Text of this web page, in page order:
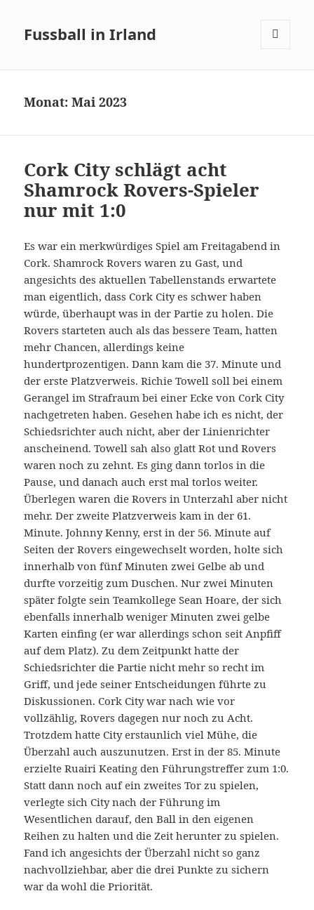
Fussball in Irland
Monat:Mai 2023
Cork City schlägt acht
Shamrock Rovers-Spieler
nur mit 1:0
Es war ein merkwürdiges Spiel am Freitagabend in
Cork. Shamrock Rovers waren zu Gast, und
angesichts des aktuellen Tabellenstands erwartete
man eigentlich, dass Cork City es schwer haben
würde, überhaupt was in der Partie zu holen. Die
Rovers starteten auch als das bessere Team, hatten
mehr Chancen, allerdings keine
hundertprozentigen. Dann kam die 37. Minute und
der erste Platzverweis. Richie Towell soll bei einem
Gerangel im Strafraum bei einer Ecke von Cork City
nachgetreten haben. Gesehen habe ich es nicht, der
Schiedsrichter auch nicht, aber der Linienrichter
anscheinend. Towell sah also glatt Rot und Rovers
waren noch zu zehnt. Es ging dann torlos in die
Pause, und danach auch erst mal torlos weiter.
Überlegen waren die Rovers in Unterzahl aber nicht
mehr. Der zweite Platzverweis kam in der 61.
Minute. Johnny Kenny, erst in der 56. Minute auf
Seiten der Rovers eingewechselt worden, holte sich
innerhalb von fünf Minuten zwei Gelbe ab und
durfte vorzeitig zum Duschen. Nur zwei Minuten
später folgte sein Teamkollege Sean Hoare, der sich
ebenfalls innerhalb weniger Minuten zwei gelbe
Karten einfing (er war allerdings schon seit Anpfiff
auf dem Platz). Zu dem Zeitpunkt hatte der
Schiedsrichter die Partie nicht mehr so recht im
Griff, und jede seiner Entscheidungen führte zu
Diskussionen. Cork City war nach wie vor
vollzählig, Rovers dagegen nur noch zu Acht.
Trotzdem hatte City erstaunlich viel Mühe, die
Überzahl auch auszunutzen. Erst in der 85. Minute
erzielte Ruairi Keating den Führungstreffer zum 1:0.
Statt dann noch auf ein zweites Tor zu spielen,
verlegte sich City nach der Führung im
Wesentlichen darauf, den Ball in den eigenen
Reihen zu halten und die Zeit herunter zu spielen.
Fand ich angesichts der Überzahl nicht so ganz
nachvollziehbar, aber die drei Punkte zu sichern
war da wohl die Priorität.